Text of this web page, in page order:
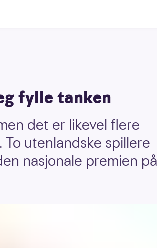
fylle tanken
det er likevel flere
utenlandske spillere
nasjonale premien på